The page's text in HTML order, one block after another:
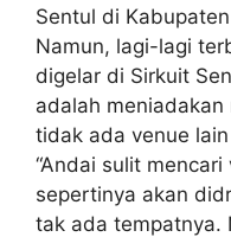
Sentul di
Namun, lagi-lagi
digelar di Sirkuit
adalah
tidak ada venue
“Andai sulit
sepertinya akan
tak ada tempatnya.